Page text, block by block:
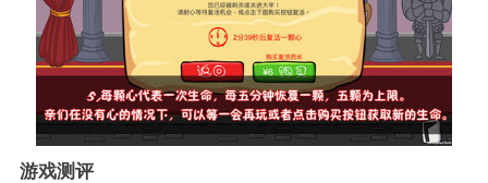
游戏测评